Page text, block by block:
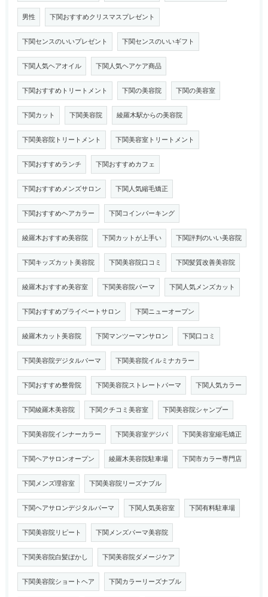
男性 下関おすすめクリスマスプレゼント
下関センスのいいプレゼント 下関センスのいいギフト
下関人気ヘアオイル 下関人気ヘアケア商品
下関おすすめトリートメント 下関の美容院 下関の美容室
下関カット 下関美容院 綾羅木駅からの美容院
下関美容院トリートメント 下関美容室トリートメント
下関おすすめランチ 下関おすすめカフェ
下関おすすめメンズサロン 下関人気縮毛矯正
下関おすすめヘアカラー 下関コインパーキング
綾羅木おすすめ美容院 下関カットが上手い 下関評判のいい美容院
下関キッズカット美容院 下関美容院口コミ 下関髪質改善美容院
綾羅木おすすめ美容室 下関美容院パーマ 下関人気メンズカット
下関おすすめプライベートサロン 下関ニューオープン
綾羅木カット美容院 下関マンツーマンサロン 下関口コミ
下関美容院デジタルパーマ 下関美容院イルミナカラー
下関おすすめ整骨院 下関美容院ストレートパーマ 下関人気カラー
下関綾羅木美容院 下関クチコミ美容室 下関美容院シャンプー
下関美容院インナーカラー 下関美容室デジパ 下関美容室縮毛矯正
下関ヘアサロンオープン 綾羅木美容院駐車場 下関市カラー専門店
下関メンズ理容室 下関美容院リーズナブル
下関ヘアサロンデジタルパーマ 下関人気美容室 下関有料駐車場
下関美容院リピート 下関メンズパーマ美容院
下関美容院白髪ぼかし 下関美容院ダメージケア
下関美容院ショートヘア 下関カラーリーズナブル